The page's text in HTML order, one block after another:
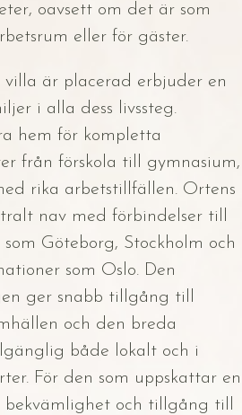
oavsett om det är som
eller för gäster.
är placerad erbjuder en
i alla dess livssteg.
hem för kompletta
från förskola till gymnasium,
rika arbetstillfällen. Ortens
nav med förbindelser till
som Göteborg, Stockholm och
som Oslo. Den
ger snabb tillgång till
och den breda
både lokalt och i
För den som uppskattar en
bekvämlighet och tillgång till